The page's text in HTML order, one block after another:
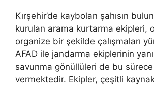
Kırşehir’de kaybolan şahısın
kurulan arama kurtarma ekipleri,
organize bir şekilde çalışmaları
AFAD ile jandarma ekiplerinin
savunma gönüllüleri de bu
vermektedir. Ekipler, çeşitli